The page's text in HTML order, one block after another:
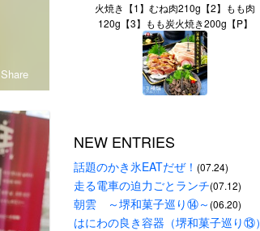
Share
火焼き【1】むね肉210g【2】もも肉
120g【3】もも炭火焼き200g【P】
NEW ENTRIES
話題のかき氷EATだぜ！ (07.24)
走る電車の迫力ごとランチ(07.12)
朝雲　～堺和菓子巡り⑭～(06.20)
はにわの良き容器（堺和菓子巡り⑬）